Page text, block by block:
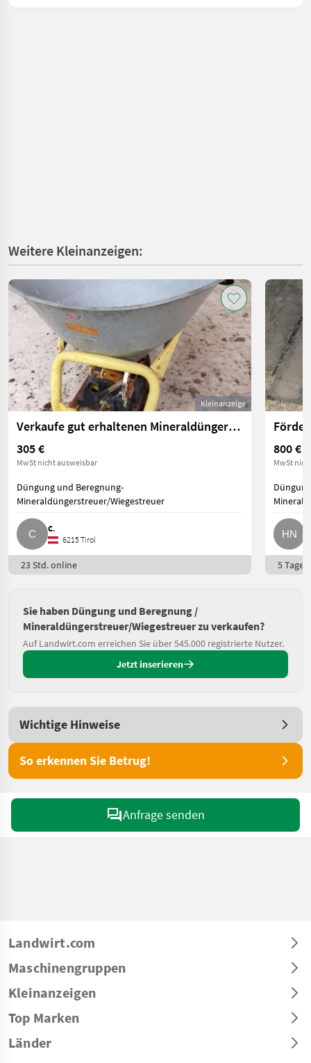
Weitere Kleinanzeigen:
Kleinanzeige
Verkaufe gut erhaltenen Mineraldüngerstreuer Gamberini
305 €
MwSt nicht ausweisbar
Düngung und Beregnung-
Mineraldüngerstreuer/Wiegestreuer
C.
6215 Tirol
23 Std. online
800 €
MwSt
5 Tage
Sie haben Düngung und Beregnung /
Mineraldüngerstreuer/Wiegestreuer zu verkaufen?
Auf Landwirt.com erreichen Sie über 545.000 registrierte Nutzer.
Jetzt inserieren
Wichtige Hinweise
So erkennen Sie Betrug!
Anfrage senden
Landwirt.com
Maschinengruppen
Kleinanzeigen
Top Marken
Länder